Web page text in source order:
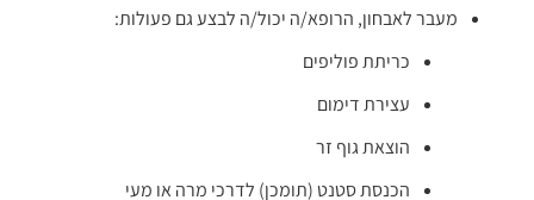
מעבר לאבחון, הרופא/ה יכול/ה לבצע גם פעולות:
כריתת פוליפים
עצירת דימום
הוצאת גוף זר
הכנסת סטנט (תומכן) לדרכי מרה או מעי